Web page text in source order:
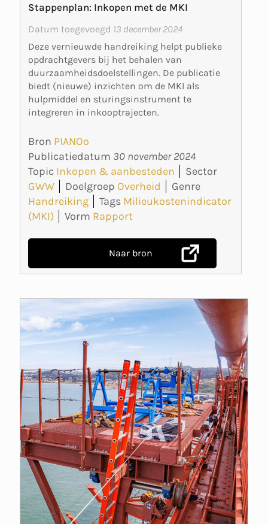
Stappenplan: Inkopen met de MKI
Datum toegevoegd 13 december 2024
Deze vernieuwde handreiking helpt publieke
opdrachtgevers bij het behalen van
duurzaamheidsdoelstellingen. De publicatie
biedt (nieuwe) inzichten om de MKI als
hulpmiddel en sturingsinstrument te
integreren in inkooptrajecten.
Bron PIANOo
Publicatiedatum 30 november 2024
Topic Inkopen & aanbesteden
Sector
GWW
Doelgroep Overheid
Genre
Handreiking
Tags Milieukostenindicator
(MKI)
Vorm Rapport
Naar bron